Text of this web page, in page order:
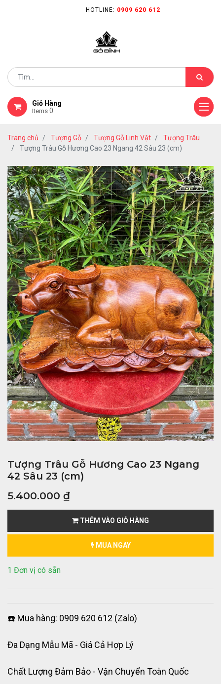
HOTLINE: 0909 620 612
Giỏ Hàng
Items 0
Trang chủ Tượng Gỗ Tượng Gỗ Linh Vật
Tượng Trâu
Tượng Trâu Gỗ Hương Cao 23 Ngang 42 Sâu 23 (cm)
Tượng Trâu Gỗ Hương Cao 23 Ngang
42 Sâu 23 (cm)
5.400.000 ₫
THÊM VÀO GIỎ HÀNG
MUA NGAY
1 Đơn vị có sẵn
☎️ Mua hàng: 0909 620 612 (Zalo)
Đa Dạng Mẫu Mã - Giá Cả Hợp Lý
Chất Lượng Đảm Bảo - Vận Chuyển Toàn Quốc